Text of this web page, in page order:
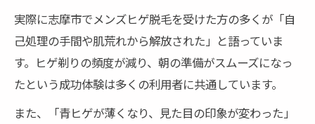
実際に志摩市でメンズヒゲ脱毛を受けた方の多くが「自
己処理の手間や肌荒れから解放された」と語っていま
す。ヒゲ剃りの頻度が減り、朝の準備がスムーズになっ
たという成功体験は多くの利用者に共通しています。
また、「青ヒゲが薄くなり、見た目の印象が変わった」